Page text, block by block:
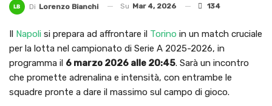
Di Lorenzo Bianchi Su Mar 4, 2026 134
Il Napoli si prepara ad affrontare il Torino in un match cruciale
per la lotta nel campionato di Serie A 2025-2026, in
programma il 6 marzo 2026 alle 20:45. Sarà un incontro
che promette adrenalina e intensità, con entrambe le
squadre pronte a dare il massimo sul campo di gioco.